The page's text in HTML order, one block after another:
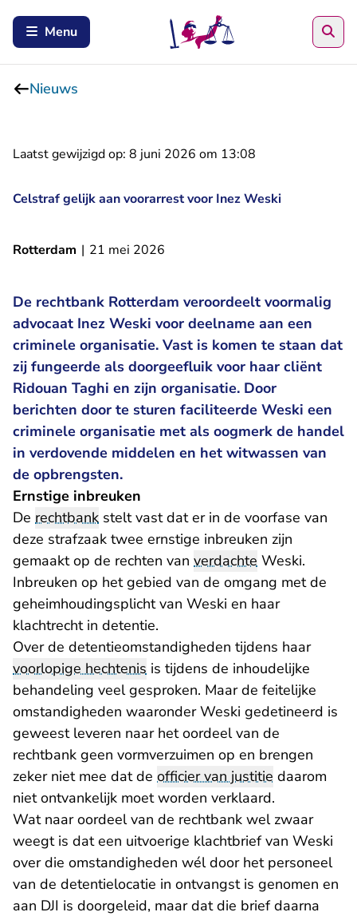
Menu
Nieuws
Laatst gewijzigd op: 8 juni 2026 om 13:08
Celstraf gelijk aan voorarrest voor Inez Weski
Rotterdam | 21 mei 2026
De rechtbank Rotterdam veroordeelt voormalig
advocaat Inez Weski voor deelname aan een
criminele organisatie. Vast is komen te staan dat
zij fungeerde als doorgeefluik voor haar cliënt
Ridouan Taghi en zijn organisatie. Door
berichten door te sturen faciliteerde Weski een
criminele organisatie met als oogmerk de handel
in verdovende middelen en het witwassen van
de opbrengsten.
Ernstige inbreuken
De rechtbank stelt vast dat er in de voorfase van
deze strafzaak twee ernstige inbreuken zijn
gemaakt op de rechten van verdachte Weski.
Inbreuken op het gebied van de omgang met de
geheimhoudingsplicht van Weski en haar
klachtrecht in detentie.
Over de detentieomstandigheden tijdens haar
voorlopige hechtenis is tijdens de inhoudelijke
behandeling veel gesproken. Maar de feitelijke
omstandigheden waaronder Weski gedetineerd is
geweest leveren naar het oordeel van de
rechtbank geen vormverzuimen op en brengen
zeker niet mee dat de officier van justitie daarom
niet ontvankelijk moet worden verklaard.
Wat naar oordeel van de rechtbank wel zwaar
weegt is dat een uitvoerige klachtbrief van Weski
over die omstandigheden wél door het personeel
van de detentielocatie in ontvangst is genomen en
aan DJI is doorgeleid, maar dat die brief daarna